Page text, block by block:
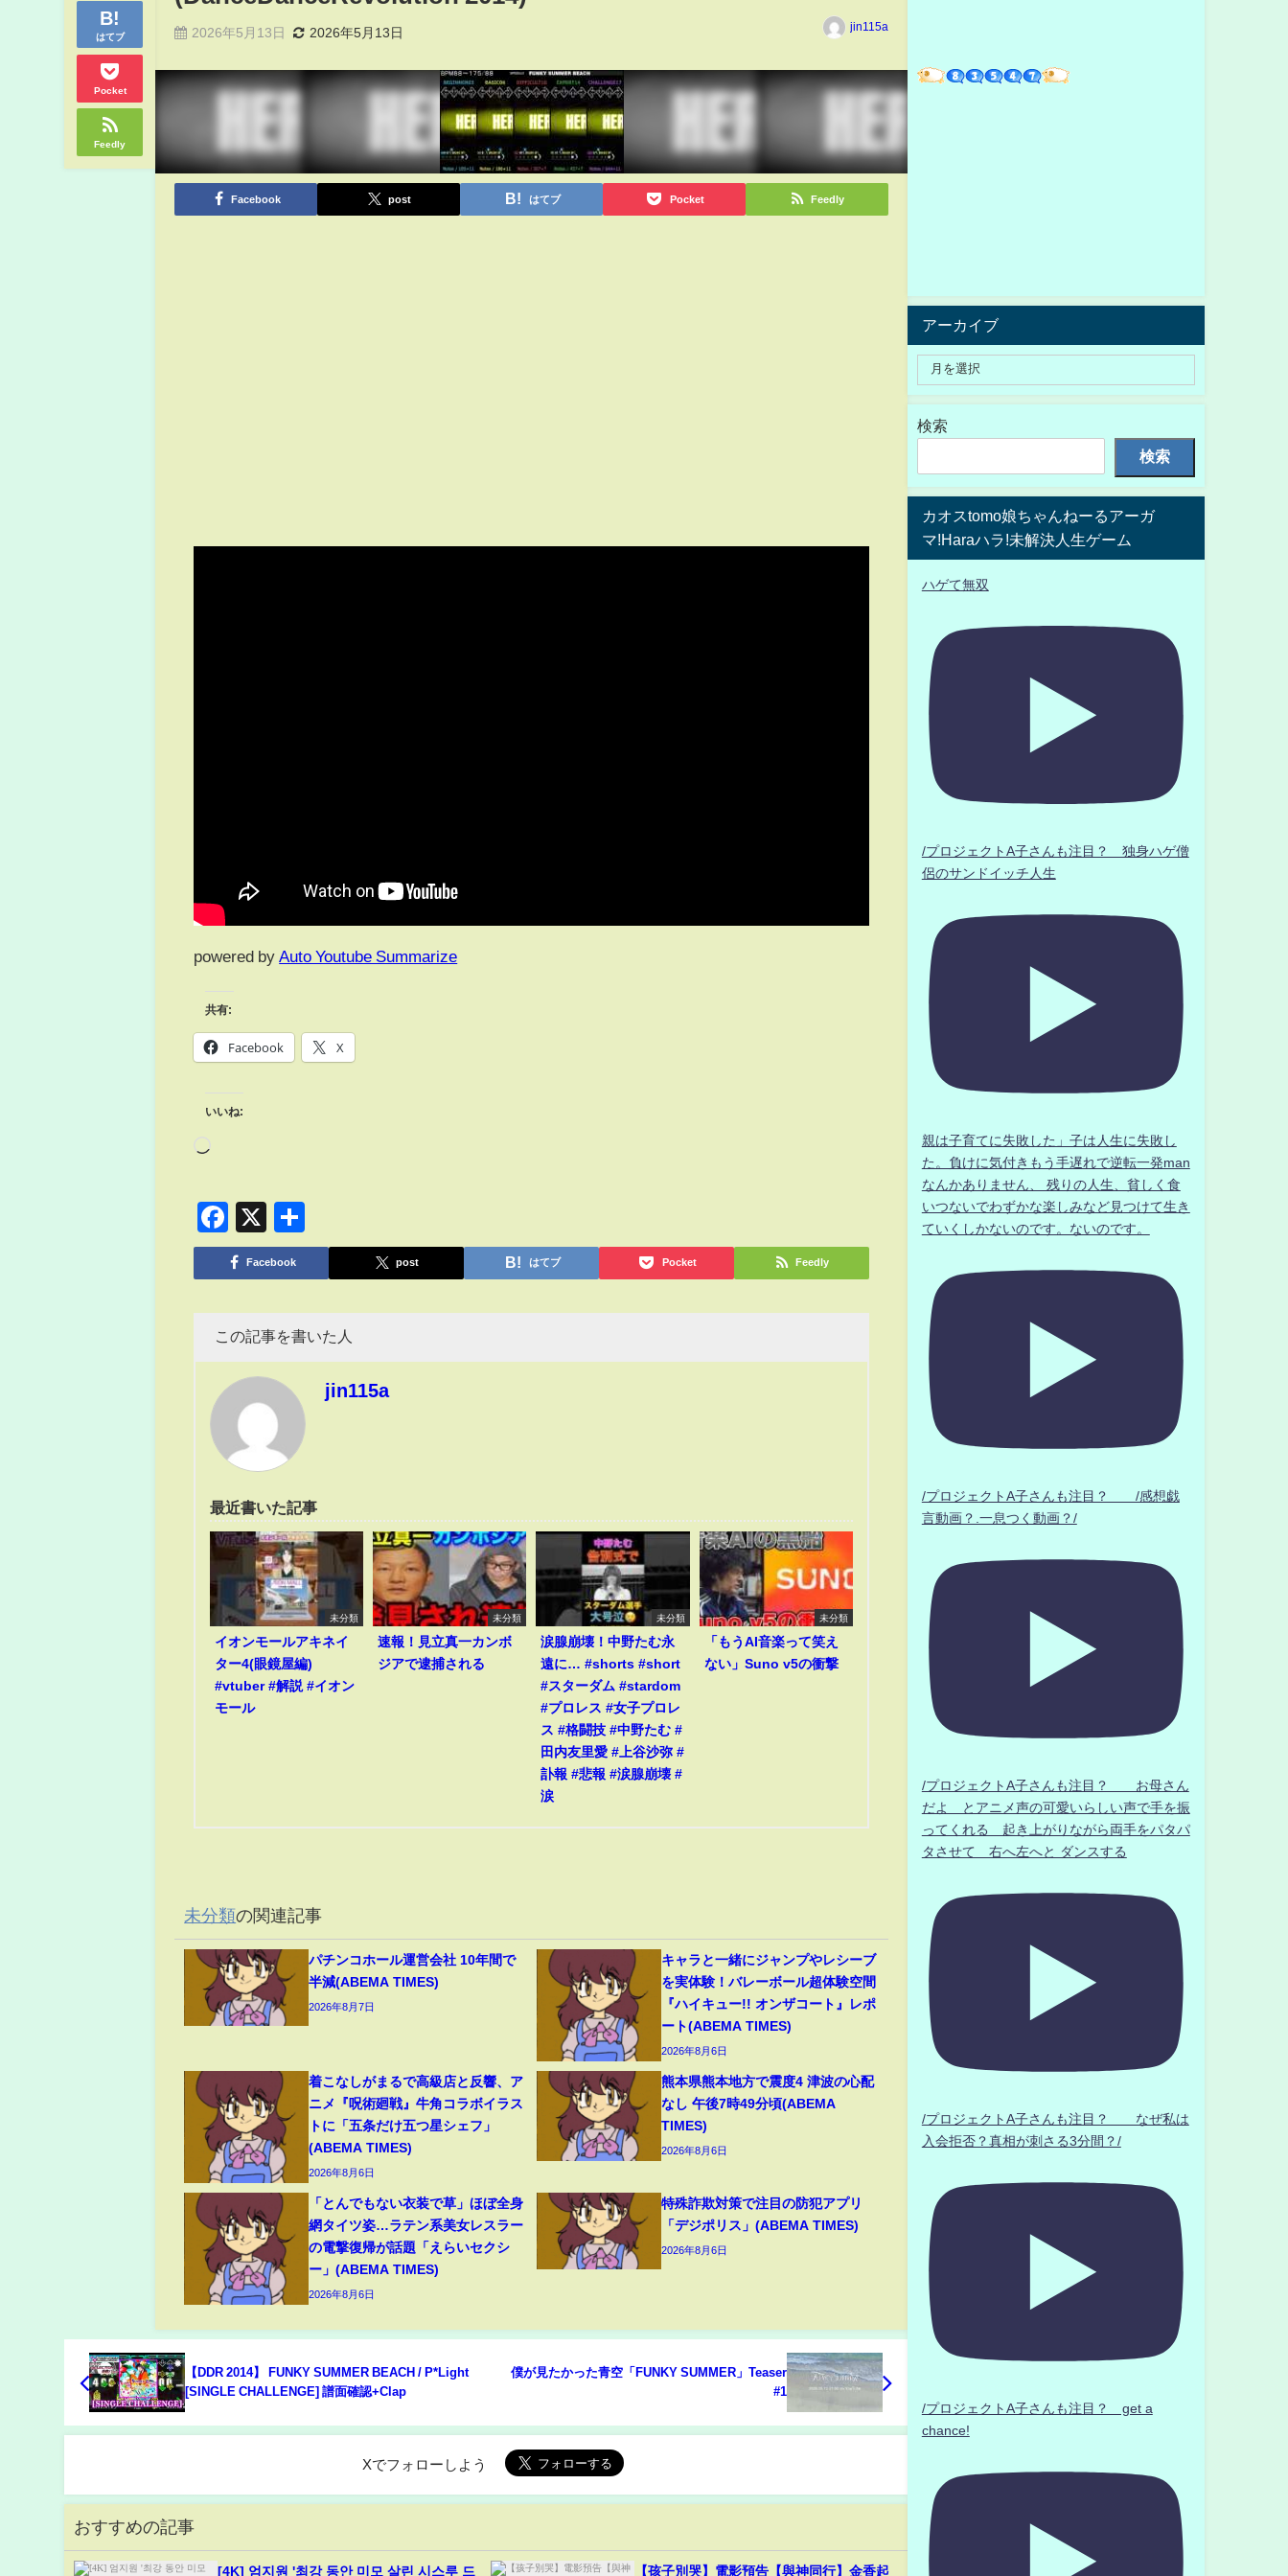
はてブ
Pocket
Feedly
2026年5月13日 2026年5月13日 jin115a
Facebook post はてブ Pocket Feedly
powered by Auto Youtube Summarize
共有:
Facebook X
いいね:
Facebook
X
有
Facebook post はてブ Pocket Feedly
この記事を書いた人
jin115a
最近書いた記事
未分類
イオンモールアキネイ
ター4(眼鏡屋編)
#vtuber #解説 #イオン
モール
未分類
速報！見立真一カンボ
ジアで逮捕される
未分類
涙腺崩壊！中野たむ永
遠に… #shorts #short
#スターダム #stardom
#プロレス #女子プロレ
ス #格闘技 #中野たむ #
田内友里愛 #上谷沙弥 #
訃報 #悲報 #涙腺崩壊 #
涙
未分類
「もうAI音楽って笑え
ない」Suno v5の衝撃
未分類の関連記事
パチンコホール運営会社 10年間で
半減(ABEMA TIMES)
2026年8月7日
キャラと一緒にジャンプやレシーブ
を実体験！バレーボール超体験空間
『ハイキュー!! オンザコート』レポ
ート(ABEMA TIMES)
2026年8月6日
着こなしがまるで高級店と反響、ア
ニメ『呪術廻戦』牛角コラボイラス
トに「五条だけ五つ星シェフ」
(ABEMA TIMES)
2026年8月6日
熊本県熊本地方で震度4 津波の心配
なし 午後7時49分頃(ABEMA
TIMES)
2026年8月6日
「とんでもない衣装で草」ほぼ全身
網タイツ姿…ラテン系美女レスラー
の電撃復帰が話題「えらいセクシ
ー」(ABEMA TIMES)
2026年8月6日
特殊詐欺対策で注目の防犯アプリ
「デジポリス」(ABEMA TIMES)
2026年8月6日
【DDR 2014】 FUNKY SUMMER BEACH / P*Light
[SINGLE CHALLENGE] 譜面確認+Clap
僕が見たかった青空「FUNKY SUMMER」Teaser
#1
Xでフォローしよう
おすすめの記事
[4K] 엄지원 '최강 동안 미모 살린 시스루 드 【孩子別哭】電影預告【與神同行】金香起
アーカイブ
検索
検索
カオスtomo娘ちゃんねーるアーガ
マ!Haraハラ!未解決人生ゲーム
ハゲて無双
/プロジェクトA子さんも注目？ 独身ハゲ僧
侶のサンドイッチ人生
親は子育てに失敗した」子は人生に失敗し
た。負けに気付きもう手遅れで逆転一発man
なんかありません、 残りの人生、貧しく食
いつないでわずかな楽しみなど見つけて生き
ていくしかないのです。ないのです。
/プロジェクトA子さんも注目？ /感想戯
言動画？.一息つく動画？/
/プロジェクトA子さんも注目？ お母さん
だよ とアニメ声の可愛いらしい声で手を振
ってくれる 起き上がりながら両手をパタパ
タさせて 右へ左へと ダンスする
/プロジェクトA子さんも注目？ なぜ私は
入会拒否？真相が刺さる3分間？/
/プロジェクトA子さんも注目？ get a
chance!